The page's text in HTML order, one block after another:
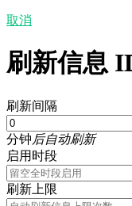
取消
刷新信息
刷新间隔
分钟后自动刷新
启用时段
刷新上限